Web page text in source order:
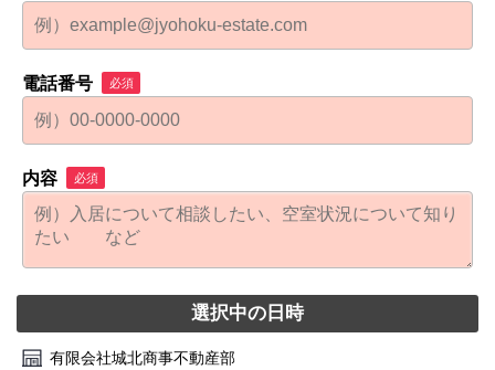
電話番号 必須
内容 必須
選択中の日時
有限会社城北商事不動産部